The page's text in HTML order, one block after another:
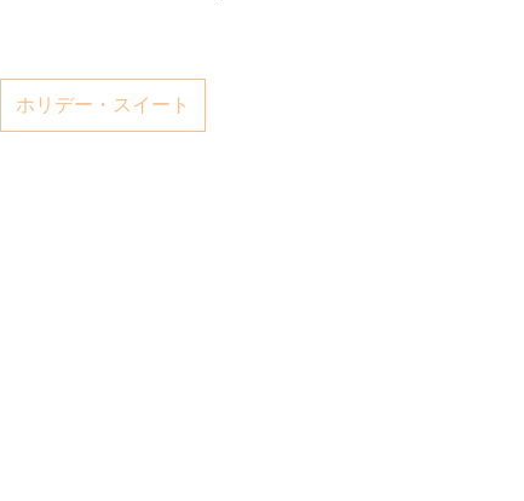
ホリデー・スイート